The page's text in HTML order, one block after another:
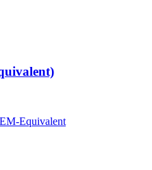
Equivalent